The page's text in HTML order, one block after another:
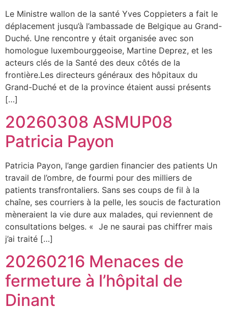
Le Ministre wallon de la santé Yves Coppieters a fait le
déplacement jusqu’à l’ambassade de Belgique au Grand-
Duché. Une rencontre y était organisée avec son
homologue luxembourggeoise, Martine Deprez, et les
acteurs clés de la Santé des deux côtés de la
frontière.Les directeurs généraux des hôpitaux du
Grand-Duché et de la province étaient aussi présents
[…]
20260308 ASMUP08
Patricia Payon
Patricia Payon, l’ange gardien financier des patients Un
travail de l’ombre, de fourmi pour des milliers de
patients transfrontaliers. Sans ses coups de fil à la
chaîne, ses courriers à la pelle, les soucis de facturation
mèneraient la vie dure aux malades, qui reviennent de
consultations belges. « Je ne saurai pas chiffrer mais
j’ai traité […]
20260216 Menaces de
fermeture à l’hôpital de
Dinant